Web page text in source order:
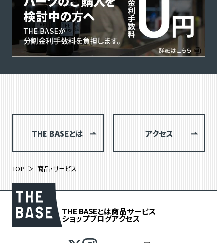
THE BASEとは アクセス
TOP 商品・サービス
THE BASEとは商品サービス
ショップブログアクセス